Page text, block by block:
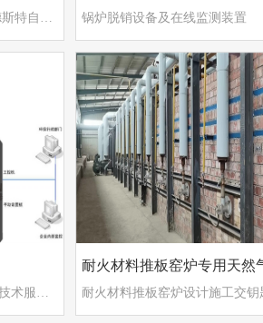
蓄热式熔铝炉设计施工厂家 郑州德斯特自动化设备有限公司 锅炉脱销设备及在线监测装置
烟气在线监测装置及脱硫脱销设备技术服务厂家 郑州德斯特自动化设备有限公司
耐火材料推板窑炉专用天然
耐火材料推板窑炉设计施工交钥